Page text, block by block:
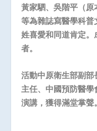
黃家駟、吳階平（
等為雜誌寫醫學科
姓喜愛和同道肯定
者。
活動中原衛生部副
主任、中國預防醫
演講，獲得滿堂掌聲。